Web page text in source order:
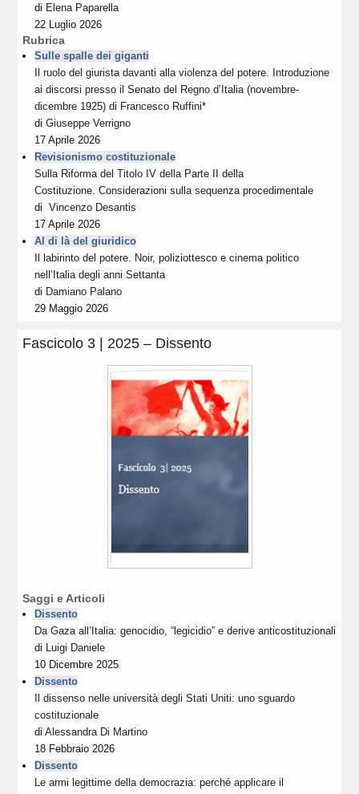
di Elena Paparella
22 Luglio 2026
Rubrica
Sulle spalle dei giganti
Il ruolo del giurista davanti alla violenza del potere. Introduzione
ai discorsi presso il Senato del Regno d’Italia (novembre-
dicembre 1925) di Francesco Ruffini*
diGiuseppe Verrigno
17 Aprile 2026
Revisionismo costituzionale
Sulla Riforma del Titolo IV della Parte II della
Costituzione. Considerazioni sulla sequenza procedimentale
diVincenzo Desantis
17 Aprile 2026
Al di là del giuridico
Il labirinto del potere. Noir, poliziottesco e cinema politico
nell’Italia degli anni Settanta
di Damiano Palano
29 Maggio 2026
Fascicolo 3 | 2025 – Dissento
Saggi e Articoli
Dissento
Da Gaza all’Italia: genocidio, “legicidio” e derive anticostituzionali
di Luigi Daniele
10 Dicembre 2025
Dissento
Il dissenso nelle università degli Stati Uniti: uno sguardo
costituzionale
diAlessandra Di Martino
18 Febbraio 2026
Dissento
Le armi legittime della democrazia: perché applicare il